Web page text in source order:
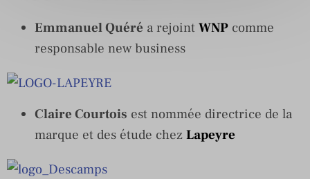
Emmanuel Quéré a rejoint WNP comme
responsable new business
Claire Courtois est nommée directrice de la
marque et des étude chez Lapeyre